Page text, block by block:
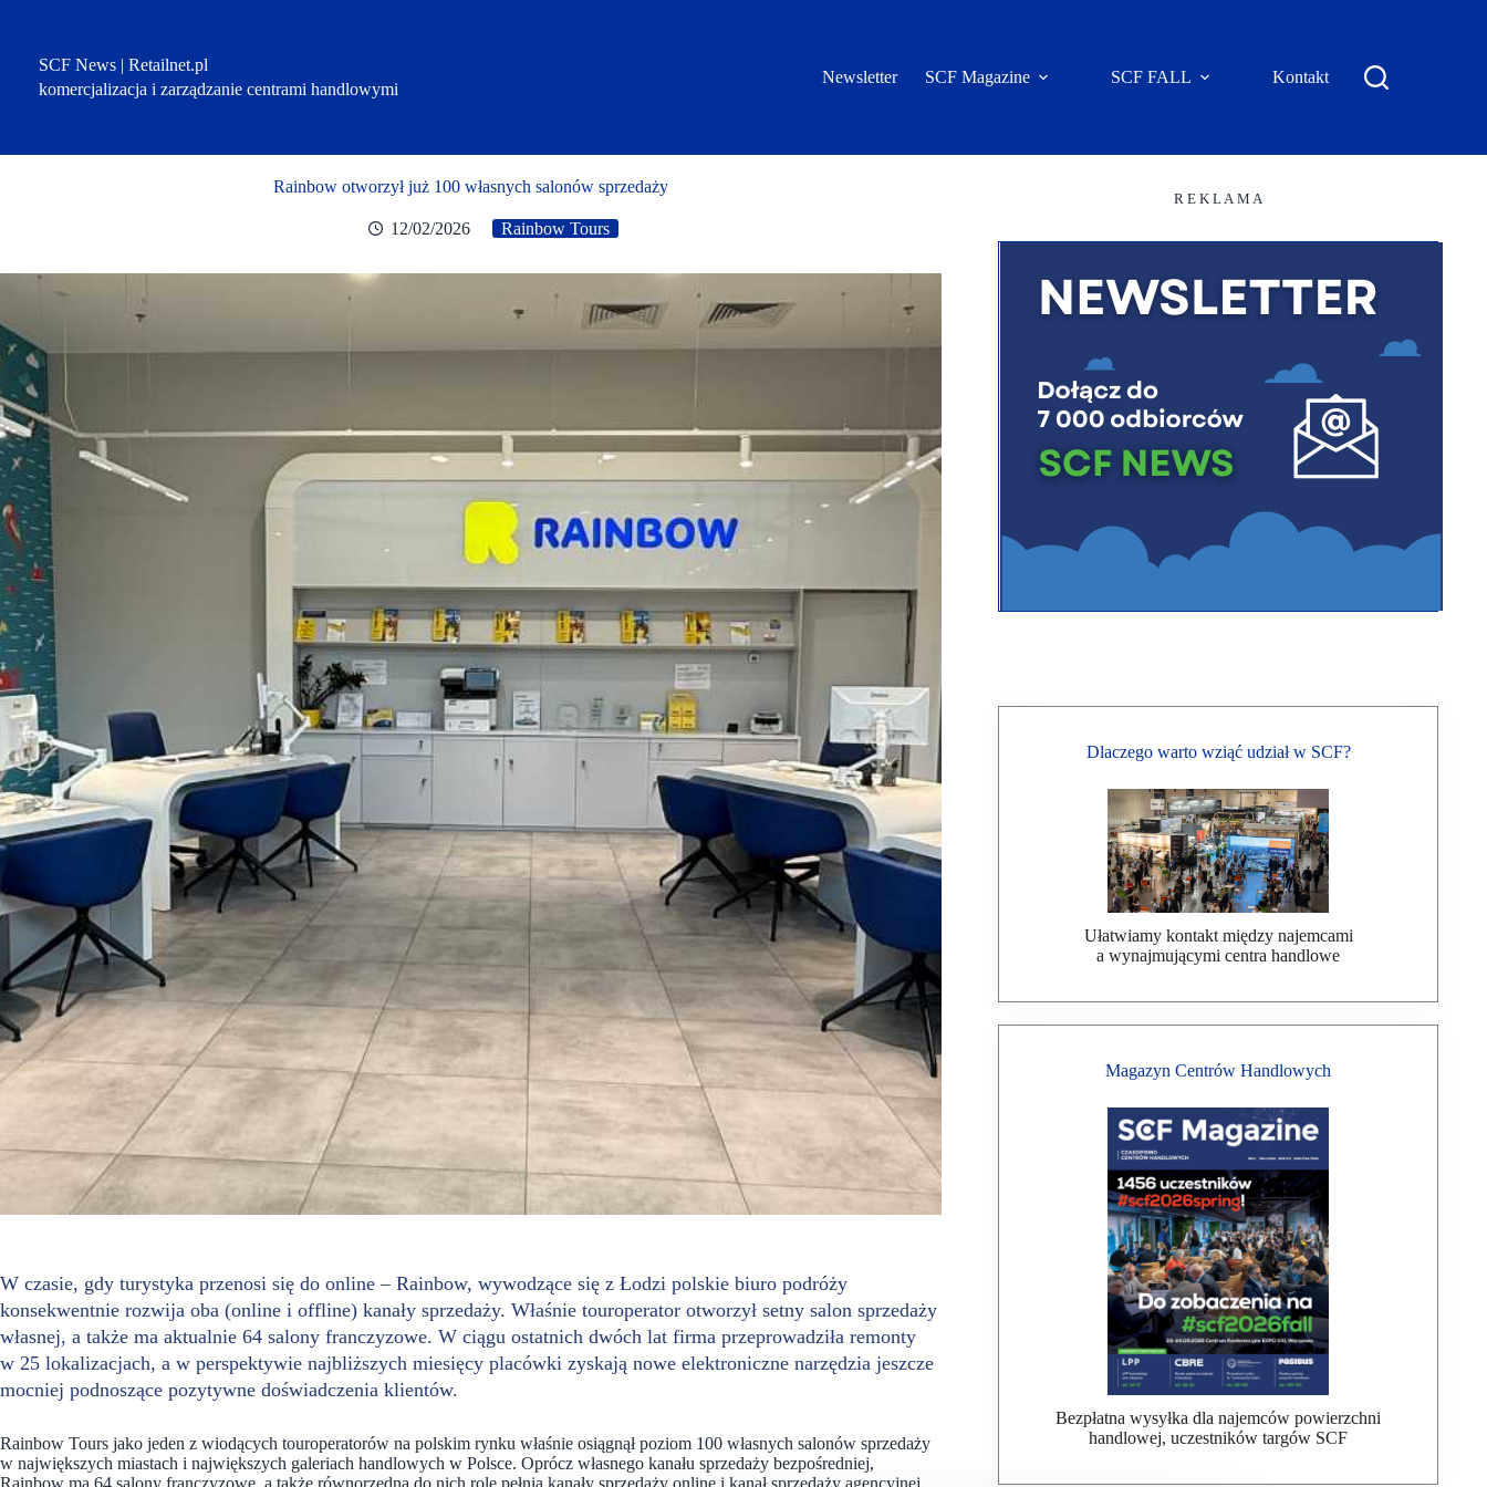
SCF News | Retailnet.pl
komercjalizacja i zarządzanie centrami handlowymi
Newsletter SCF Magazine SCF FALL Kontakt
Rainbow otworzył już 100 własnych salonów sprzedaży
12/02/2026 Rainbow Tours
W czasie, gdy turystyka przenosi się do online – Rainbow, wywodzące się z Łodzi polskie biuro podróży
konsekwentnie rozwija oba (online i offline) kanały sprzedaży. Właśnie touroperator otworzył setny salon sprzedaży
własnej, a także ma aktualnie 64 salony franczyzowe. W ciągu ostatnich dwóch lat firma przeprowadziła remonty
w 25 lokalizacjach, a w perspektywie najbliższych miesięcy placówki zyskają nowe elektroniczne narzędzia jeszcze
mocniej podnoszące pozytywne doświadczenia klientów.
Rainbow Tours jako jeden z wiodących touroperatorów na polskim rynku właśnie osiągnął poziom 100 własnych salonów sprzedaży
w największych miastach i największych galeriach handlowych w Polsce. Oprócz własnego kanału sprzedaży bezpośredniej,
Rainbow ma 64 salony franczyzowe, a także równorzędną do nich rolę pełnią kanały sprzedaży online i kanał sprzedaży agencyjnej.
R E K L A M A
Dlaczego warto wziąć udział w SCF?
Ułatwiamy kontakt między najemcami
a wynajmującymi centra handlowe
Magazyn Centrów Handlowych
Bezpłatna wysyłka dla najemców powierzchni
handlowej, uczestników targów SCF